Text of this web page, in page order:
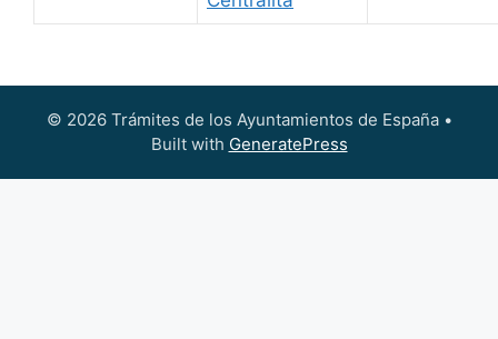
© 2026 Trámites de los Ayuntamientos de España•
Built with GeneratePress